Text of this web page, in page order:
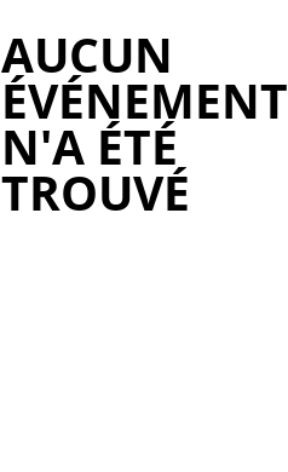
AUCUN
ÉVÉNEMENT
N'A ÉTÉ
TROUVÉ